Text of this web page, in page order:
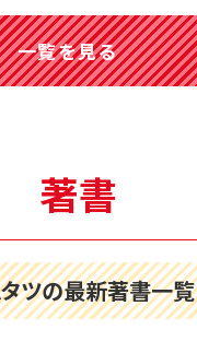
一覧を見る
著書
ツの最新著書一覧